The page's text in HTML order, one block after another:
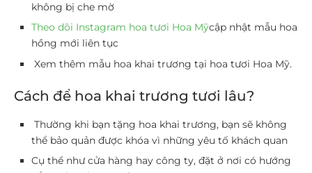
không bị che mờ
Theo dõi Instagram hoa tươi Hoa Mỹcập nhật mẫu hoa
hồng mới liên tục
Xem thêm mẫu hoa khai trương tại hoa tươi Hoa Mỹ.
Cách để hoa khai trương tươi lâu?
Thường khi bạn tặng hoa khai trương, bạn sẽ không
thể bảo quản được khóa vì những yêu tố khách quan
Cụ thể như cửa hàng hay công ty, đặt ở nơi có hướng